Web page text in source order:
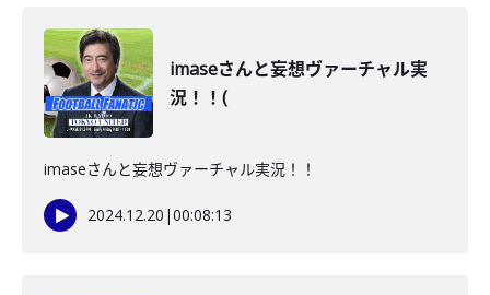
imaseさんと妄想ヴァーチャル実
況！！(
imaseさんと妄想ヴァーチャル実況！！
2024.12.20 |00:08:13